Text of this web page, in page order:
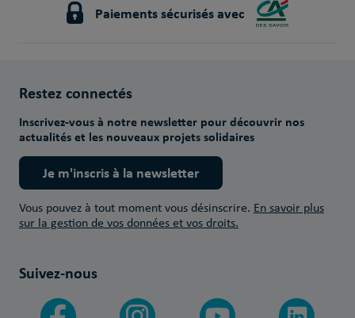
Paiements sécurisés avec
Restez connectés
Inscrivez-vous à notre newsletter pour découvrir nos
actualités et les nouveaux projets solidaires
Je m'inscris à la newsletter
Vous pouvez à tout moment vous désinscrire. En savoir plus
sur la gestion de vos données et vos droits.
Suivez-nous